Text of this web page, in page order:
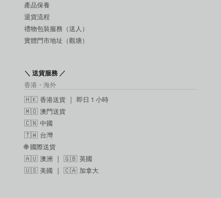
產品保養
退貨流程
禮物包裝服務（送人）
實體門市地址（觀塘）
＼ 送貨服務 ／
香港・海外
🇭🇰 香港送貨 ｜ 即日 1 小時
🇲🇴 澳門送貨
🇨🇳 中國
🇹🇼 台灣
🌐國際送貨
🇦🇺 澳洲 ｜ 🇬🇧 英國
🇺🇸 美國 ｜ 🇨🇦 加拿大